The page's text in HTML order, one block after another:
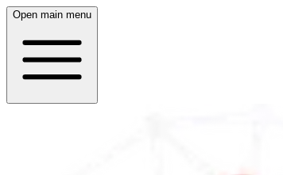
Open main menu